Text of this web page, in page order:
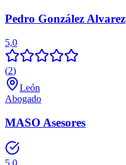
Pedro González Alvarez
5,0
(2)
León
Abogado
MASO Asesores